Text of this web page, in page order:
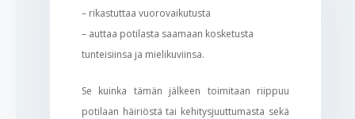
– rikastuttaa vuorovaikutusta
– auttaa potilasta saamaan kosketusta
tunteisiinsa ja mielikuviinsa.
Se kuinka tämän jälkeen toimitaan riippuu
potilaan häiriöstä tai kehitysjuuttumasta sekä